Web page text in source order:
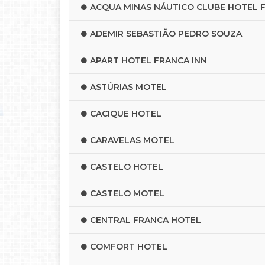
ACQUA MINAS NÁUTICO CLUBE HOTEL
ADEMIR SEBASTIÃO PEDRO SOUZA
APART HOTEL FRANCA INN
ASTÚRIAS MOTEL
CACIQUE HOTEL
CARAVELAS MOTEL
CASTELO HOTEL
CASTELO MOTEL
CENTRAL FRANCA HOTEL
COMFORT HOTEL